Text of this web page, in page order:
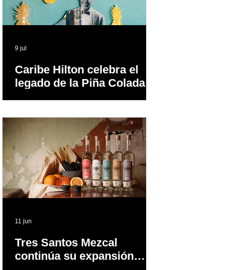
Caribe Hilton celebra el
legado de la Piña Colada,
9 jul
Tres Santos Mezcal
continúa su expansión
11 jun